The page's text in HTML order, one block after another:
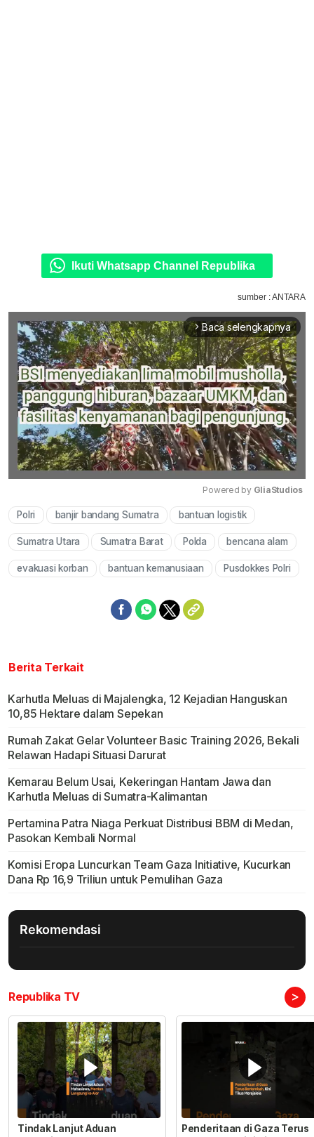
Ikuti Whatsapp Channel Republika
sumber : ANTARA
arrow_forward_ios Baca selengkapnya
Powered by GliaStudios
Polri banjir bandang Sumatra bantuan logistik
Sumatra Utara Sumatra Barat Polda bencana alam
evakuasi korban bantuan kemanusiaan Pusdokkes Polri
Berita Terkait
Karhutla Meluas di Majalengka, 12 Kejadian Hanguskan
10,85 Hektare dalam Sepekan
Rumah Zakat Gelar Volunteer Basic Training 2026, Bekali
Relawan Hadapi Situasi Darurat
Kemarau Belum Usai, Kekeringan Hantam Jawa dan
Karhutla Meluas di Sumatra-Kalimantan
Pertamina Patra Niaga Perkuat Distribusi BBM di Medan,
Pasokan Kembali Normal
Komisi Eropa Luncurkan Team Gaza Initiative, Kucurkan
Dana Rp 16,9 Triliun untuk Pemulihan Gaza
Rekomendasi
Republika TV >
Tindak Lanjut Aduan
Penderitaan di Gaza Terus